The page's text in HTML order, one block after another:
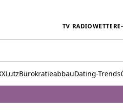
TV RADIOWETTER
BürokratieabbauDating-Trends